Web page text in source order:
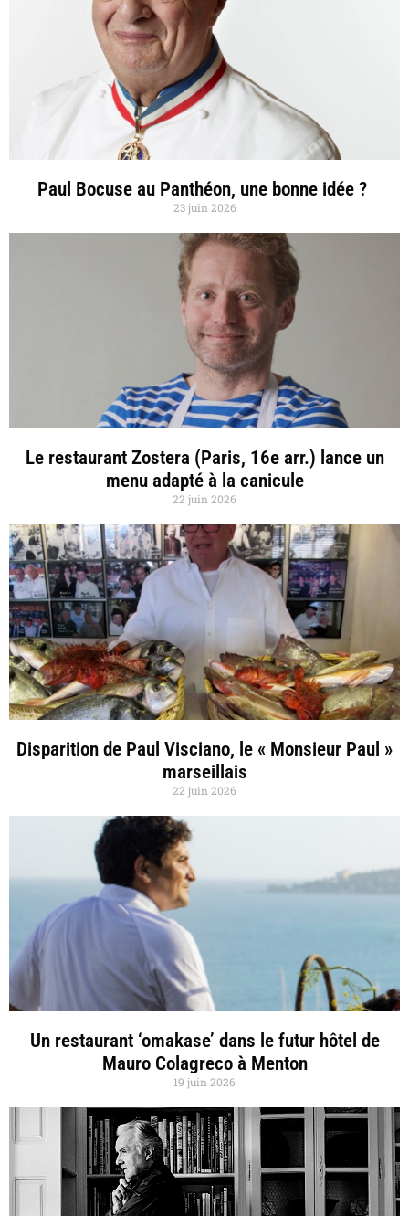
Paul Bocuse au Panthéon, une bonne idée ?
23 juin 2026
Le restaurant Zostera (Paris, 16e arr.) lance un
menu adapté à la canicule
22 juin 2026
Disparition de Paul Visciano, le « Monsieur Paul »
marseillais
22 juin 2026
Un restaurant ‘omakase’ dans le futur hôtel de
Mauro Colagreco à Menton
19 juin 2026